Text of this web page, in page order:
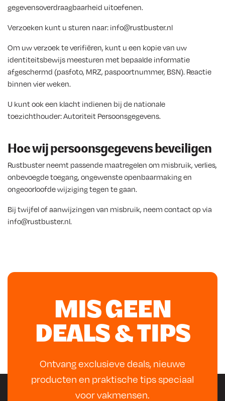
gegevensoverdraagbaarheid uitoefenen.
Verzoeken kunt u sturen naar: info@rustbuster.nl
Om uw verzoek te verifiëren, kunt u een kopie van uw
identiteitsbewijs meesturen met bepaalde informatie
afgeschermd (pasfoto, MRZ, paspoortnummer, BSN). Reactie
binnen vier weken.
U kunt ook een klacht indienen bij de nationale
toezichthouder:Autoriteit Persoonsgegevens.
Hoe wij persoonsgegevens beveiligen
Rustbuster neemt passende maatregelen om misbruik, verlies,
onbevoegde toegang, ongewenste openbaarmaking en
ongeoorloofde wijziging tegen te gaan.
Bij twijfel of aanwijzingen van misbruik, neem contact op via
info@rustbuster.nl.
MIS GEEN
DEALS & TIPS
Ontvang exclusieve deals, nieuwe
producten en praktische tips speciaal
voor vakmensen.